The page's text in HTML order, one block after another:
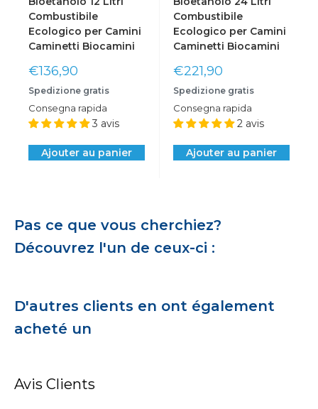
Combustibile
Ecologico per Camini
Caminetti Biocamini
Prix
réduit
€136,90
Spedizione gratis
Consegna rapida
3 avis
Ajouter au panier
Combustibile
Ecologico per Camini
Caminetti Biocamini
Prix
réduit
€221,90
Spedizione gratis
Consegna rapida
2 avis
Ajouter au panier
Pas ce que vous cherchiez?
Découvrez l'un de ceux-ci :
D'autres clients en ont également
acheté un
Avis Clients